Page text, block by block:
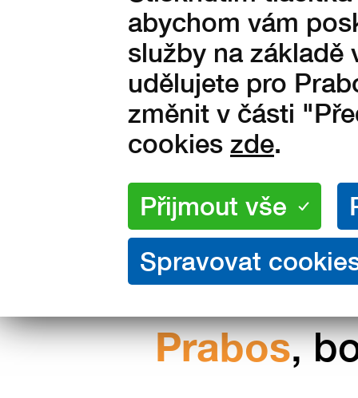
abychom vám
služby na základě
udělujete pro
změnit v části
cookies zde.
Vyrobeno ve Slavičíně v
republice
Nakupujte přímo od výrobce
Prabos,